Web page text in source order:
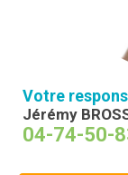
Votre
Jérémy
04-74-50-